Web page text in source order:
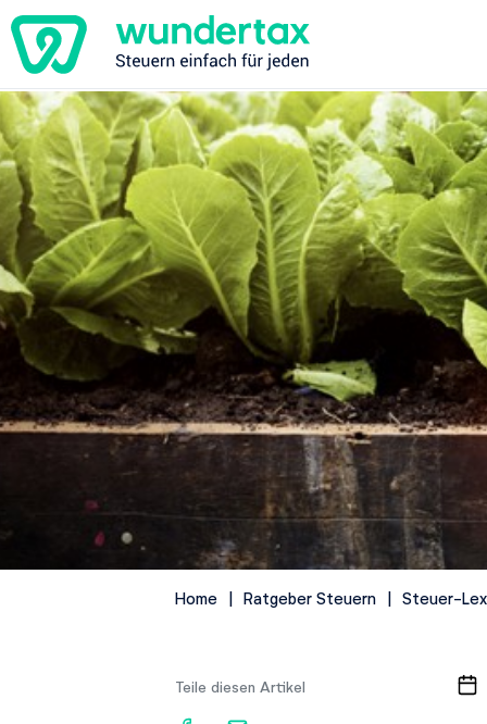
Home Ratgeber Steuern Steuer-
Teile diesen Artikel